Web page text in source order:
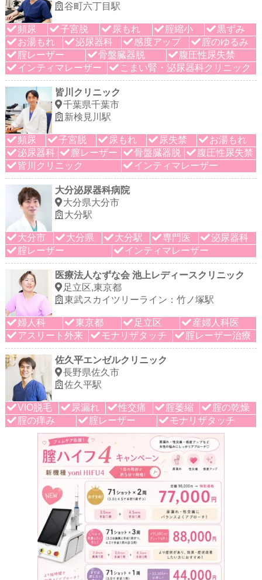
谷町六丁目駅
頻尿 子宮脱 尿もれ 腟縮小
黒ずみ
お湯もれ
泌尿器科 感度アップ
腟のゆるみ
腟レーザー
骨盤臓器脱
腹圧性尿失禁
インティマレーザー
こまい腎・泌尿器科クリニック
皆川クリニック
千葉県千葉市
新検見川駅
頻尿 子宮脱 尿もれ 尿失禁
お湯もれ
泌尿器科
膣レーザー 骨盤臓器脱
腹圧性尿失禁
皆川クリニック
インティマレーザー
大分泌尿器科病院
大分県大分市
大分駅
大分市 大分県 大分駅 専門医
泌尿器科
腟レーザー
インティマレーザー
医療法人なずな会 池上レディースクリニック
足立区,東京都
東武スカイツリーライン：竹ノ塚駅
婦人科 東京都 足立区
産婦人科医
アスリート外来
モナリザタッチ 腟レーザー治療
佐久平エンゼルクリニック
長野県佐久市
佐久平駅
VIO脱毛 尿漏れ 性交痛 腟萎縮
腟の乾燥
腟の痒み
腟レーザー モナリザタッチ